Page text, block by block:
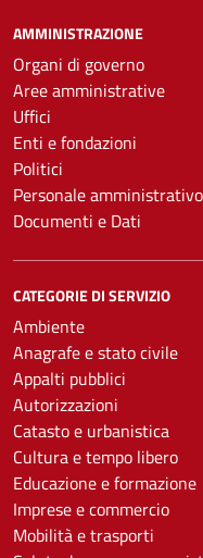
AMMINISTRAZIONE
Organi di governo
Aree amministrative
Uffici
Enti e fondazioni
Politici
Personale amministrativo
Documenti e Dati
CATEGORIE DI SERVIZIO
Ambiente
Anagrafe e stato civile
Appalti pubblici
Autorizzazioni
Catasto e urbanistica
Cultura e tempo libero
Educazione e formazione
Imprese e commercio
Mobilità e trasporti